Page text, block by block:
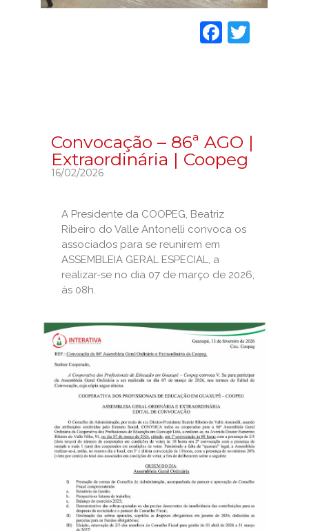
Convocação – 86ª AGO |
Extraordinária | Coopeg
16/02/2026
A Presidente da COOPEG, Beatriz
Ribeiro do Valle Antonelli convoca os
associados para se reunirem em
ASSEMBLEIA GERAL ESPECIAL, a
realizar-se no dia 07 de março de 2026,
às 08h.